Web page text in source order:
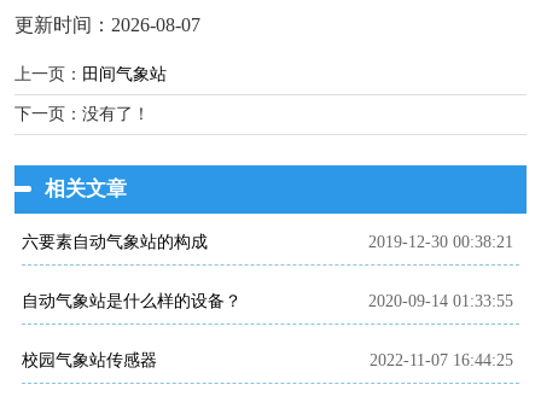
更新时间：2026-08-07
上一页： 田间气象站
下一页：没有了！
相关文章
六要素自动气象站的构成 2019-12-30 00:38:21
自动气象站是什么样的设备？ 2020-09-14 01:33:55
校园气象站传感器 2022-11-07 16:44:25